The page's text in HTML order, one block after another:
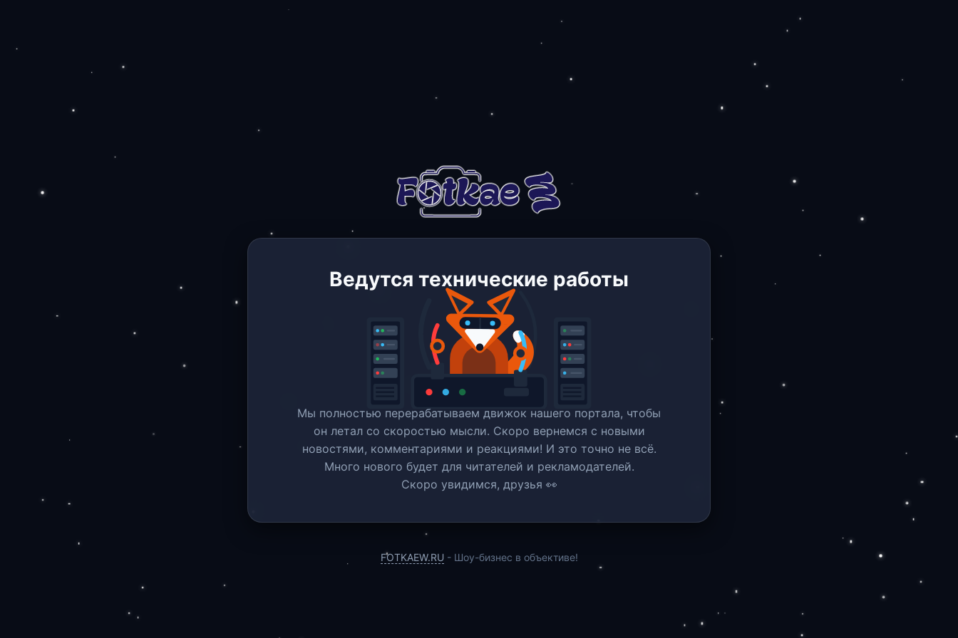
Ведутся технические работы
Мы полностью перерабатываем движок нашего портала, чтобы
он летал со скоростью мысли. Скоро вернемся c новыми
новостями, комментариями и реакциями! И это точно не всё.
Много нового будет для читателей и рекламодателей.
Скоро увидимся, друзья 👀
FOTKAEW.RU - Шоу-бизнес в объективе!